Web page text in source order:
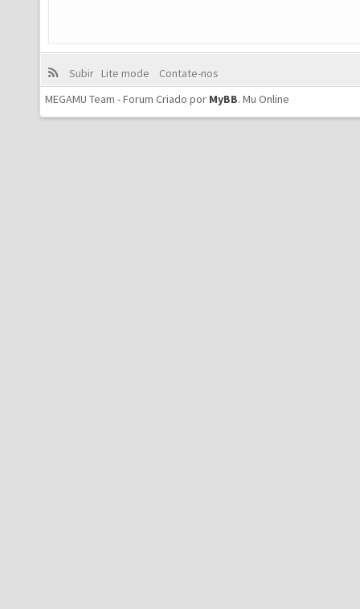
Subir Lite mode
Contate-nos
MEGAMU Team - Forum Criado por MyBB. Mu Online